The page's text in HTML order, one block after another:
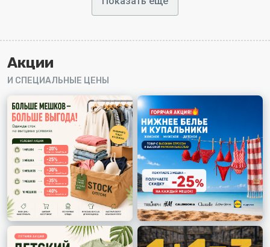
6 DYRBERG/KERN
Дания. Высококачественная сталь, стойкое ионное
напыление (золото, серебро), отсутствие никеля
(гипоаллергенность).
Ваша цена 1299 ₽/шт
Цена в ритейле 9000-12000 ₽/шт
Получить скидку на первый заказ
Акции
И СПЕЦИАЛЬНЫЕ ЦЕНЫ